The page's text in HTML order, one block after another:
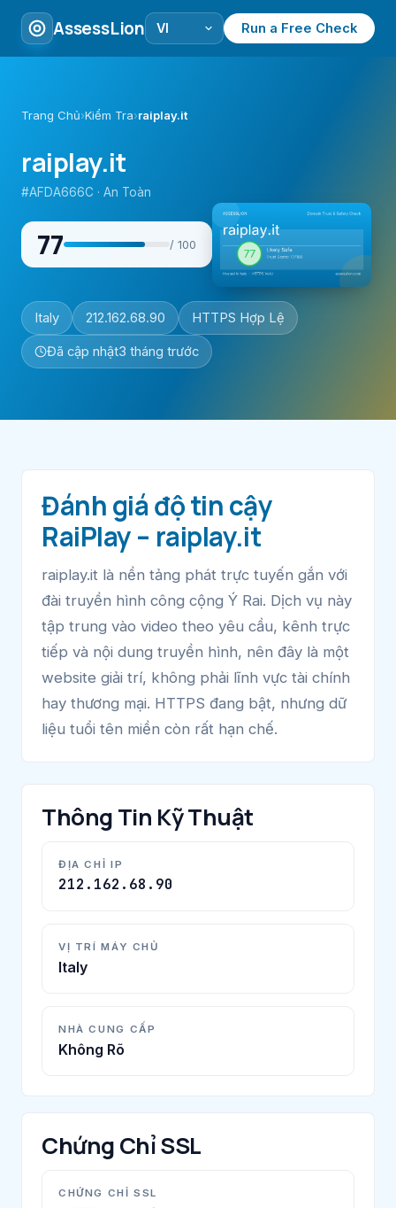
AssessLion Run a Free Check
Trang Chủ›Kiểm Tra›raiplay.it
raiplay.it
#AFDA666C · An Toàn
77 / 100
Italy 212.162.68.90 HTTPS Hợp Lệ
Đã cập nhật3 tháng trước
Đánh giá độ tin cậy
RaiPlay – raiplay.it
raiplay.it là nền tảng phát trực tuyến gắn với
đài truyền hình công cộng Ý Rai. Dịch vụ này
tập trung vào video theo yêu cầu, kênh trực
tiếp và nội dung truyền hình, nên đây là một
website giải trí, không phải lĩnh vực tài chính
hay thương mại. HTTPS đang bật, nhưng dữ
liệu tuổi tên miền còn rất hạn chế.
Thông Tin Kỹ Thuật
ĐỊA CHỈ IP
212.162.68.90
VỊ TRÍ MÁY CHỦ
Italy
NHÀ CUNG CẤP
Không Rõ
Chứng Chỉ SSL
CHỨNG CHỈ SSL